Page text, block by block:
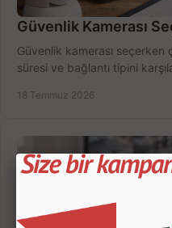
Güvenlik Kamerası
Güvenlik kamerası
süresi ve bağlantı tipini
18 Temmuz 2026